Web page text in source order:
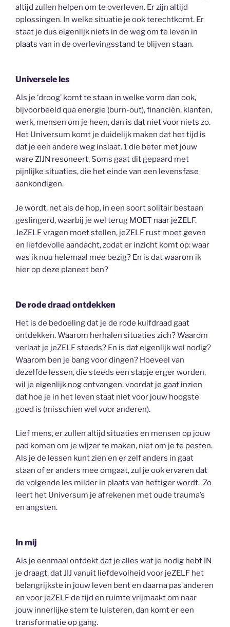
altijd zullen helpen om te overleven. Er zijn altijd
oplossingen. In welke situatie je ook terechtkomt. Er
staat je dus eigenlijk niets in de weg om te leven in
plaats van in de overlevingsstand te blijven staan.
Universele les
Als je ‘droog’ komt te staan in welke vorm dan ook,
bijvoorbeeld qua energie (burn-out), financiën, klanten,
werk, mensen om je heen, dan is dat niet voor niets zo.
Het Universum komt je duidelijk maken dat het tijd is
dat je een andere weg inslaat. 1 die beter met jouw
ware ZIJN resoneert. Soms gaat dit gepaard met
pijnlijke situaties, die het einde van een levensfase
aankondigen.
Je wordt, net als de hop, in een soort solitair bestaan
geslingerd, waarbij je wel terug MOET naar jeZELF.
JeZELF vragen moet stellen, jeZELF rust moet geven
en liefdevolle aandacht, zodat er inzicht komt op: waar
was ik nou helemaal mee bezig? En is dat waarom ik
hier op deze planeet ben?
De rode draad ontdekken
Het is de bedoeling dat je de rode kuifdraad gaat
ontdekken. Waarom herhalen situaties zich? Waarom
verlaat je jeZELF steeds? En is dat eigenlijk wel nodig?
Waarom ben je bang voor dingen? Hoeveel van
dezelfde lessen, die steeds een stapje erger worden,
wil je eigenlijk nog ontvangen, voordat je gaat inzien
dat hoe je in het leven staat niet voor jouw hoogste
goed is (misschien wel voor anderen).
Lief mens, er zullen altijd situaties en mensen op jouw
pad komen om je wijzer te maken, niet om je te pesten.
Als je de lessen kunt zien en er zelf anders in gaat
staan of er anders mee omgaat, zul je ook ervaren dat
de volgende les milder in plaats van heftiger wordt. Zo
leert het Universum je afrekenen met oude trauma’s
en angsten.
In mij
Als je eenmaal ontdekt dat je alles wat je nodig hebt IN
je draagt, dat JIJ vanuit liefdevolheid voor jeZELF het
belangrijkste in jouw leven bent en daarna pas anderen
en voor jeZELF de tijd en ruimte vrijmaakt om naar
jouw innerlijke stem te luisteren, dan komt er een
transformatie op gang.